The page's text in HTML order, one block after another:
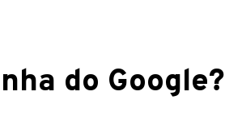
do Google?